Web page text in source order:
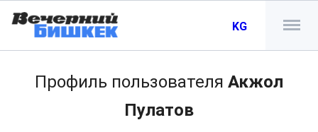
KG
Профиль пользователя Акжол
Пулатов